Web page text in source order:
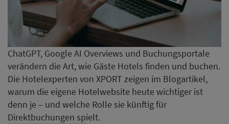
ChatGPT, Google AI Overviews und Buchungsportale
verändern die Art, wie Gäste Hotels finden und buchen.
Die Hotelexperten von XPORT zeigen im Blogartikel,
warum die eigene Hotelwebsite heute wichtiger ist
denn je – und welche Rolle sie künftig für
Direktbuchungen spielt.